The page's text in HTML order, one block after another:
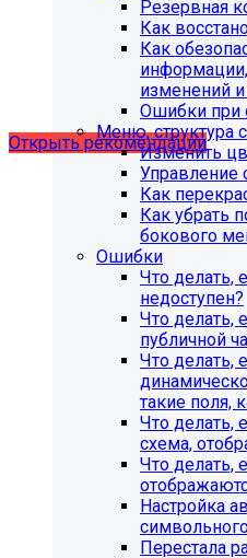
Рекомендации по
Открыть рекомендации
С 1 февраля 2023
поддержка
PHP версии ниже
Резервная
Как
Как
изменений и
Ошибки при
Меню, структура
Изменить
Управление
Как
Как убрать
бокового
Ошибки
Что делать,
недоступен?
Что делать,
публичной
Что делать,
такие поля,
Что делать,
схема,
Что делать,
Настройка
Перестала